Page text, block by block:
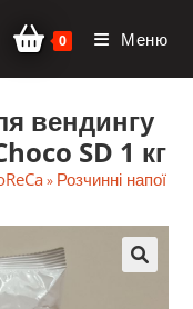
0 Меню
вендингу
SD 1 кг
» Розчинні напої